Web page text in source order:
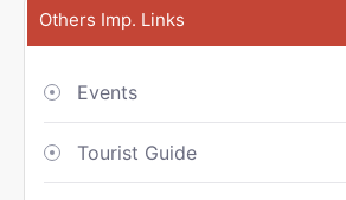
Others Imp. Links
Events
Tourist Guide